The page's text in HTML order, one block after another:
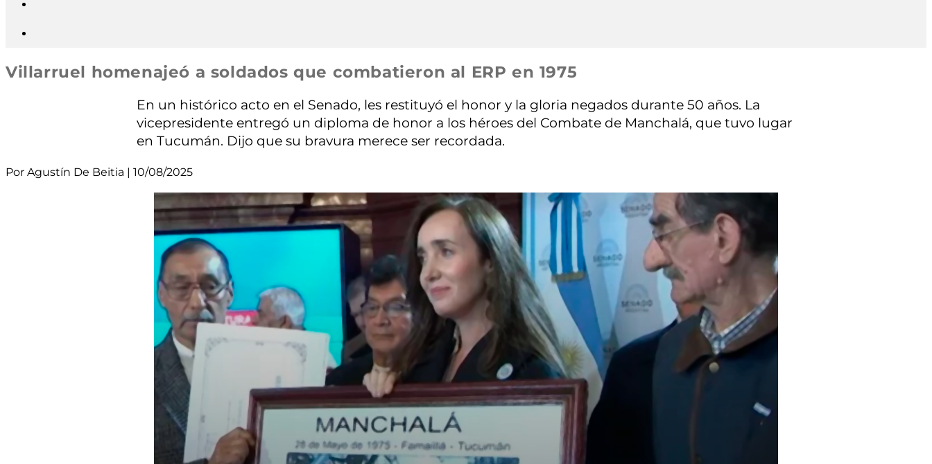
Villarruel homenajeó a soldados que combatieron al ERP en 1975
En un histórico acto en el Senado, les restituyó el honor y la gloria negados durante 50 años. La
vicepresidente entregó un diploma de honor a los héroes del Combate de Manchalá, que tuvo lugar
en Tucumán. Dijo que su bravura merece ser recordada.
Por Agustín De Beitia | 10/08/2025